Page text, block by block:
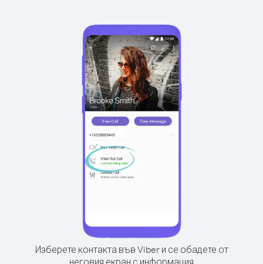
Изберете контакта във Viber и се обадете от
неговия екран с информация